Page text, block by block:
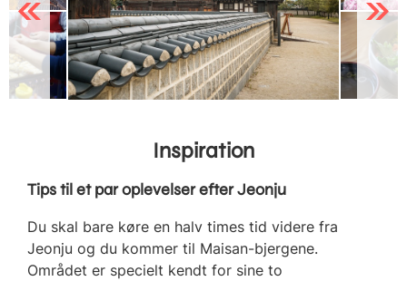
Previous Next
Inspiration
Tips til et par oplevelser efter Jeonju
Du skal bare køre en halv times tid videre fra
Jeonju og du kommer til Maisan-bjergene.
Området er specielt kendt for sine to